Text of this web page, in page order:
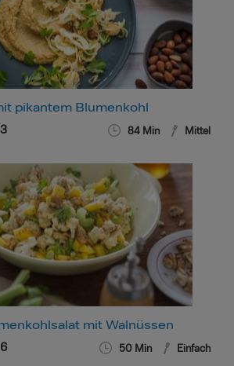
pikantem Blumenkohl
3 84 Min Mittel
mit Walnüssen
6 50 Min Einfach